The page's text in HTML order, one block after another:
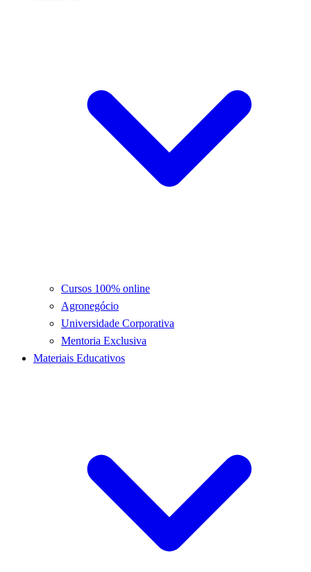
Cursos 100% online
Agronegócio
Universidade Corporativa
Mentoria Exclusiva
Materiais Educativos